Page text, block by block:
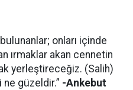
onları içinde
ırmaklar akan cennetin
yerleştireceğiz. (Salih)
güzeldir.” -Ankebut